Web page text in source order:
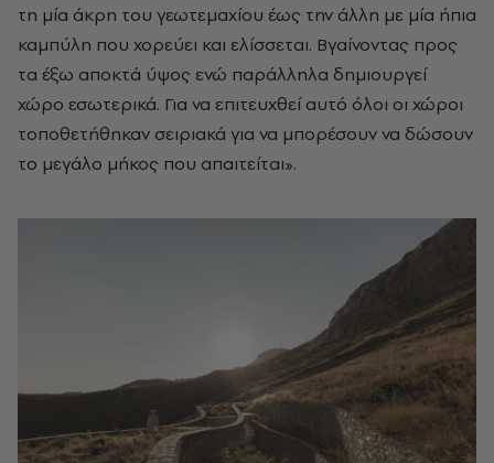
τη μία άκρη του γεωτεμαχίου έως την άλλη με μία ήπια
καμπύλη που χορεύει και ελίσσεται. Βγαίνοντας προς
τα έξω αποκτά ύψος ενώ παράλληλα δημιουργεί
χώρο εσωτερικά. Για να επιτευχθεί αυτό όλοι οι χώροι
τοποθετήθηκαν σειριακά για να μπορέσουν να δώσουν
το μεγάλο μήκος που απαιτείται».